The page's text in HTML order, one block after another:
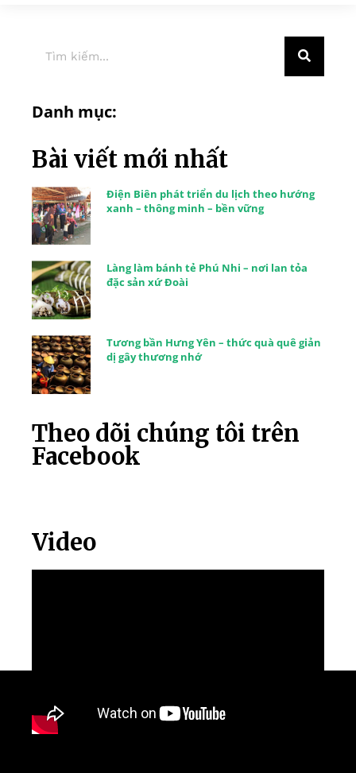
Danh mục:
Bài viết mới nhất
Điện Biên phát triển du lịch theo hướng
xanh – thông minh – bền vững
Làng làm bánh tẻ Phú Nhi – nơi lan tỏa
đặc sản xứ Đoài
Tương bần Hưng Yên – thức quà quê giản
dị gây thương nhớ
Theo dõi chúng tôi trên
Facebook
Video